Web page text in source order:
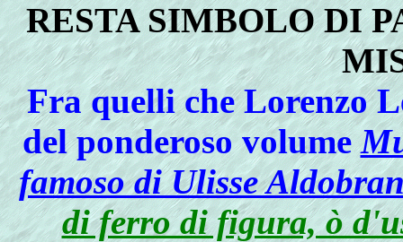
RESTA SIMBOLO DI
Fra quelli che Lorenzo
del ponderoso volume
famoso di Ulisse
di ferro di figura, ò